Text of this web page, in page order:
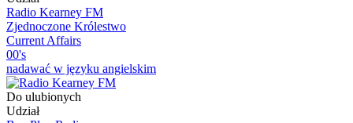
Radio Kearney FM
Zjednoczone Królestwo
Current Affairs
00's
nadawać w języku angielskim
Do ulubionych
Udział